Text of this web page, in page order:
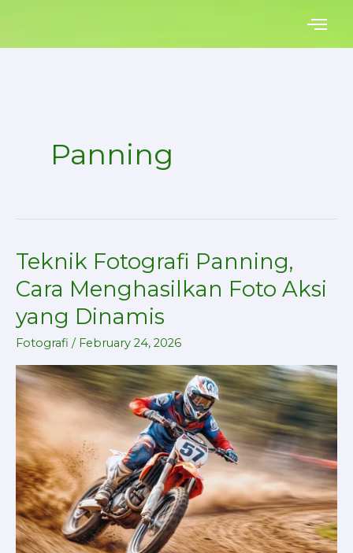
content
Panning
Teknik Fotografi Panning,
Cara Menghasilkan Foto Aksi
yang Dinamis
Fotografi / February 24, 2026
Teknik
Fotografi
Panning,
Cara
Menghasilkan
Foto
Aksi
yang
Dinamis